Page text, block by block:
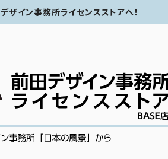
ザイン事務所ライセンスストアへ！